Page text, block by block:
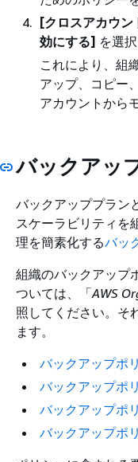
[クロスアカウン
効にする] を選択
これにより、組
アップ、コピー
アカウントから
バックアッ
バックアッププラン
スケーラビリティを
理を簡素化するバッ
組織のバックアップ
ついては、「AWS
照してください。そ
ます。
バックアップポ
バックアップポ
バックアップポ
バックアップポ